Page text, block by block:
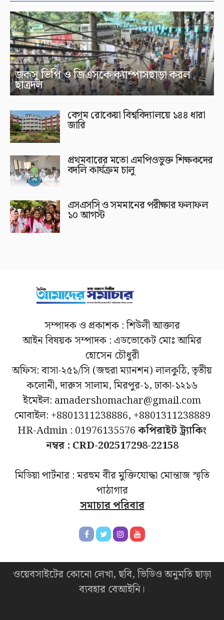
জকসু ভিপি ও জিএসকে ক্যাম্পাসছাড়া করল
ছাত্রদল
বেগম রোকেয়া বিশ্ববিদ্যালয়ে ১৪৪ ধারা
জারি
প্রথমবারের মতো এমপিওভুক্ত শিক্ষকদের
বদলি কার্যক্রম চালু
এসএসসি ও সমমানের পরীক্ষার ফলাফল
১০ আগস্ট
সম্পাদক ও প্রকাশক : শিউলী আক্তার
আইন বিষয়ক সম্পাদক : এডভোকেট মোঃ আমির
হোসেন চৌধুরী
অফিস: বাসা-২৫১/সি (জহুরা ম্যানশন) লালকুঠি, তৃতীয়
কলোনী, দারুস সালাম, মিরপুর-১, ঢাকা-১২১৬
ইমেইল: amadershomachar@gmail.com
মোবাইল: +8801311238886, +8801311238889
HR-Admin : 01976135576কপিরাইট ট্র্যাকিং
নম্বর : CRD-202517298-22158
মিডিয়া পার্টনার : মরহুম বীর মুক্তিযোদ্ধা মোন্তাজ স্মৃতি
পাঠাগার
সমাচার পরিবার
ওয়েবসাইটের কোনো লেখা, ছবি, ভিডিও অনুমতি ছাড়া
ব্যবহার বেআইনি।